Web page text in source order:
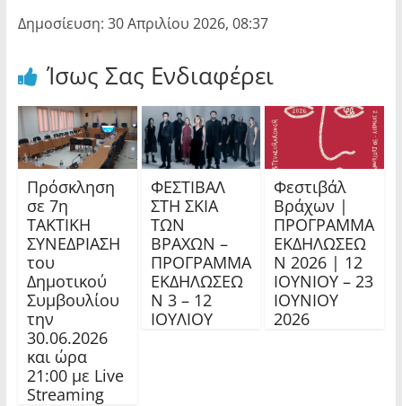
Δημοσίευση: 30 Απριλίου 2026, 08:37
Ίσως Σας Ενδιαφέρει
Πρόσκληση
σε 7η
ΤΑΚΤΙΚΗ
ΣΥΝΕΔΡΙΑΣΗ
του
Δημοτικού
Συμβουλίου
την
30.06.2026
και ώρα
21:00 με Live
Streaming
ΦΕΣΤΙΒΑΛ
ΣΤΗ ΣΚΙΑ
ΤΩΝ
ΒΡΑΧΩΝ –
ΠΡΟΓΡΑΜΜΑ
ΕΚΔΗΛΩΣΕΩ
Ν 3 – 12
ΙΟΥΛΙΟΥ
Φεστιβάλ
Βράχων |
ΠΡΟΓΡΑΜΜΑ
ΕΚΔΗΛΩΣΕΩ
Ν 2026 | 12
ΙΟΥΝΙΟΥ – 23
ΙΟΥΝΙΟΥ
2026